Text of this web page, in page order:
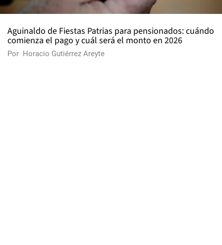
Aguinaldo de Fiestas Patrias para pensionados: cuándo
comienza el pago y cuál será el monto en 2026
Por Horacio Gutiérrez Areyte